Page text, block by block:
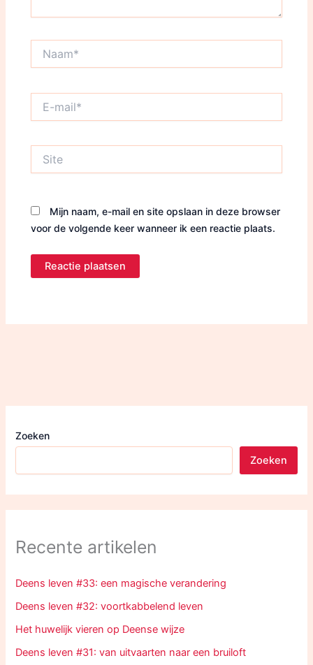
mail*
Mijn naam, e-mail en site opslaan in deze browser
voor de volgende keer wanneer ik een reactie plaats.
Zoeken
Zoeken
Recente artikelen
Deens leven #33: een magische verandering
Deens leven #32: voortkabbelend leven
Het huwelijk vieren op Deense wijze
Deens leven #31: van uitvaarten naar een bruiloft